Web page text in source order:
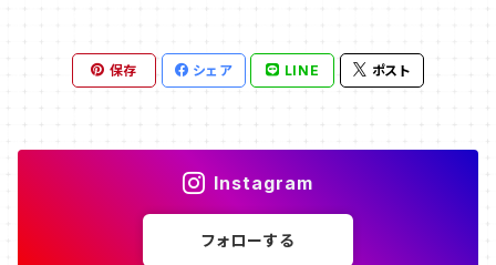
保存 シェア LINE ポスト
Instagram
フォローする